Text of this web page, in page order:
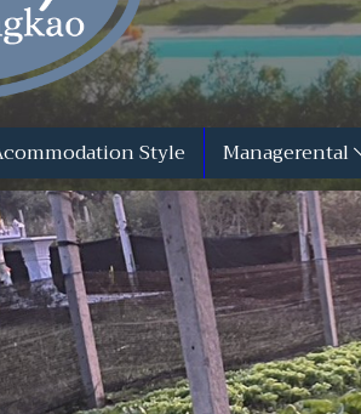
Style Managerental